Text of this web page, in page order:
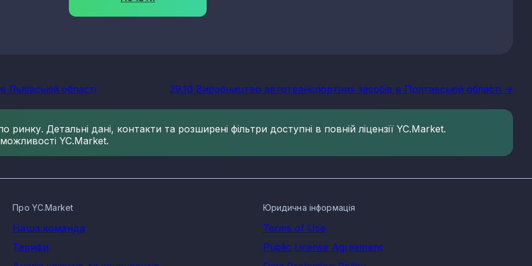
області 29.10 Виробництво автотранспортних засобів в Полтавській області ->
Детальні дані, контакти та розширені фільтри доступні в повній ліцензії YC.Market.
YC.Market.
Про YC.Market
Наша команда
Тарифи
Юридична інформація
Terms of Use
Public License Agreement